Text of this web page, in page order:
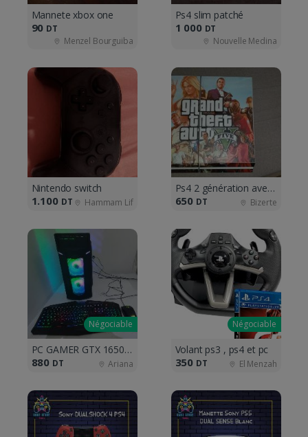
Mannete xbox one
90 DT
Menzel Bourguiba
Ps4 slim patché
1 000 DT
Nouvelle Medina
Nintendo switch
1.100 DT Hammam Lif
Ps4 2 génération avec tichet de garantie
650 DT Bizerte
Négociable
PC GAMER GTX 1650 I3-9100F
880 DT Ariana
Négociable
Volant ps3 , ps4 et pc
350 DT El Menzah